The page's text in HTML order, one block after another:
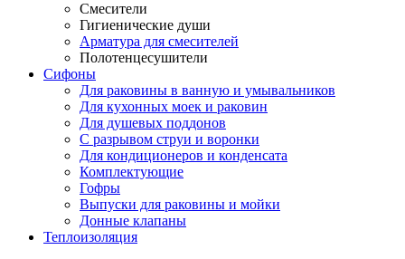
Смесители
Гигиенические души
Арматура для смесителей
Полотенцесушители
Сифоны
Для раковины в ванную и умывальников
Для кухонных моек и раковин
Для душевых поддонов
С разрывом струи и воронки
Для кондиционеров и конденсата
Комплектующие
Гофры
Выпуски для раковины и мойки
Донные клапаны
Теплоизоляция